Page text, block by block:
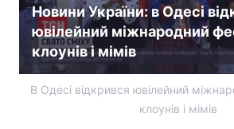
Новини України: в Одесі
ювілейний міжнародний
клоунів і мімів
В Одесі відкрився ювілейний
клоунів і мімів